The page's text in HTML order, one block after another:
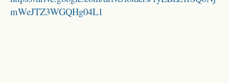
mWeJTZ3WGQHg04L1